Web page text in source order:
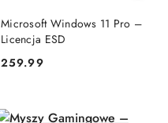
Microsoft Windows 11 Pro –
Licencja ESD
Cena:
259.99